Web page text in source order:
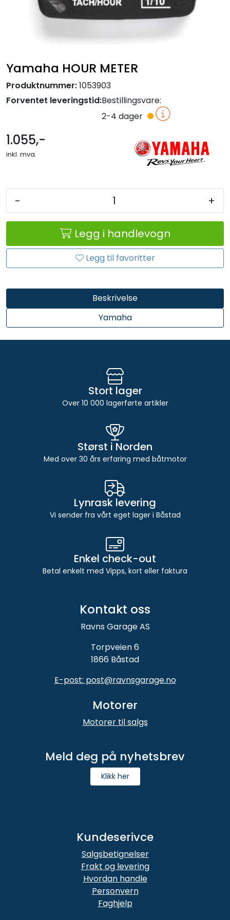
Yamaha HOUR METER
Produktnummer:1053903
Forventet leveringstid:Bestillingsvare:
2-4 dager
1.055,-
inkl. mva.
- +
Legg i handlevogn
Legg til favoritter
Beskrivelse
Yamaha
Stort lager
Over 10 000 lagerførte artikler
Størst i Norden
Med over 30 års erfaring med båtmotor
Lynrask levering
Vi sender fra vårt eget lager i Båstad
Enkel check-out
Betal enkelt med Vipps, kort eller faktura
Kontakt oss
Ravns Garage AS
Torpveien 6
1866 Båstad
E-post: post@ravnsgarage.no
Motorer
Motorer til salgs
Meld deg på nyhetsbrev
Klikk her
Kundeserivce
Salgsbetignelser
Frakt og levering
Hvordan handle
Personvern
Faghjelp